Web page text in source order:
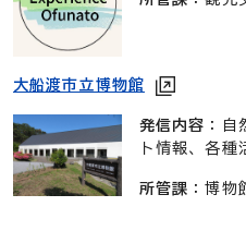
大船渡市立博物館
発信内容 ：自
ト情報、各種
所管課 ：博物